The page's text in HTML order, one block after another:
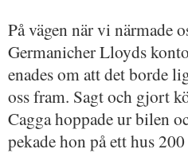
På vägen när vi närmade
Germanicher Lloyds
enades om att det borde
oss fram. Sagt och gjort
Cagga hoppade ur bilen
pekade hon på ett hus